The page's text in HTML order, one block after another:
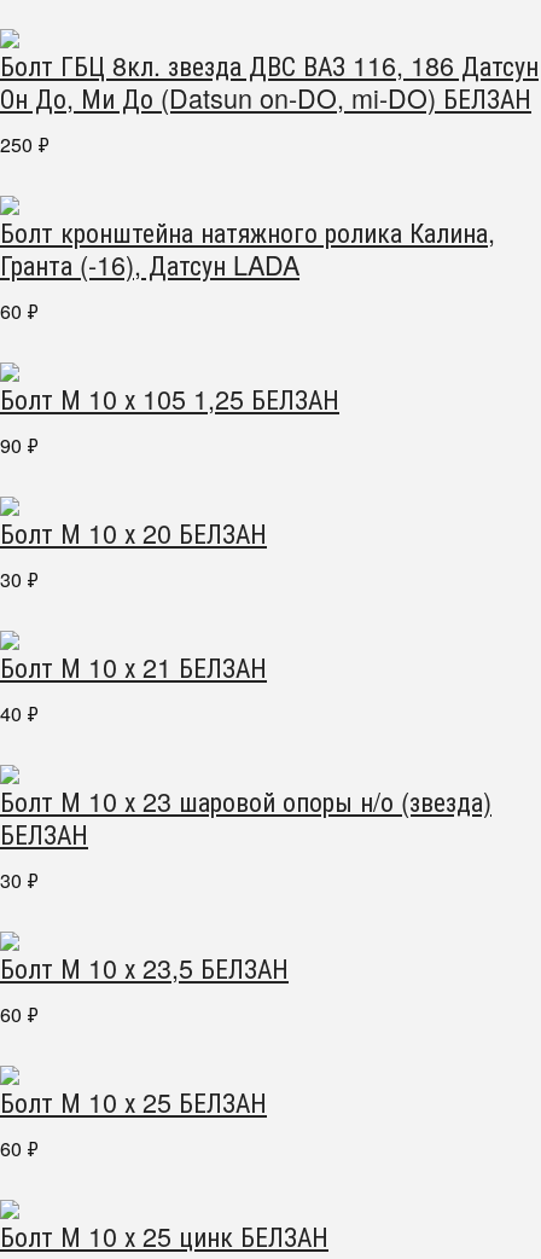
Болт ГБЦ 8кл. звезда ДВС ВАЗ 116, 186 Датсун
Он До, Ми До (Datsun on-DO, mi-DO) БЕЛЗАН
250 ₽
Болт кронштейна натяжного ролика Калина,
Гранта (-16), Датсун LADA
60 ₽
Болт М 10 х 105 1,25 БЕЛЗАН
90 ₽
Болт М 10 х 20 БЕЛЗАН
30 ₽
Болт М 10 х 21 БЕЛЗАН
40 ₽
Болт М 10 х 23 шаровой опоры н/о (звезда)
БЕЛЗАН
30 ₽
Болт М 10 х 23,5 БЕЛЗАН
60 ₽
Болт М 10 х 25 БЕЛЗАН
60 ₽
Болт М 10 х 25 цинк БЕЛЗАН